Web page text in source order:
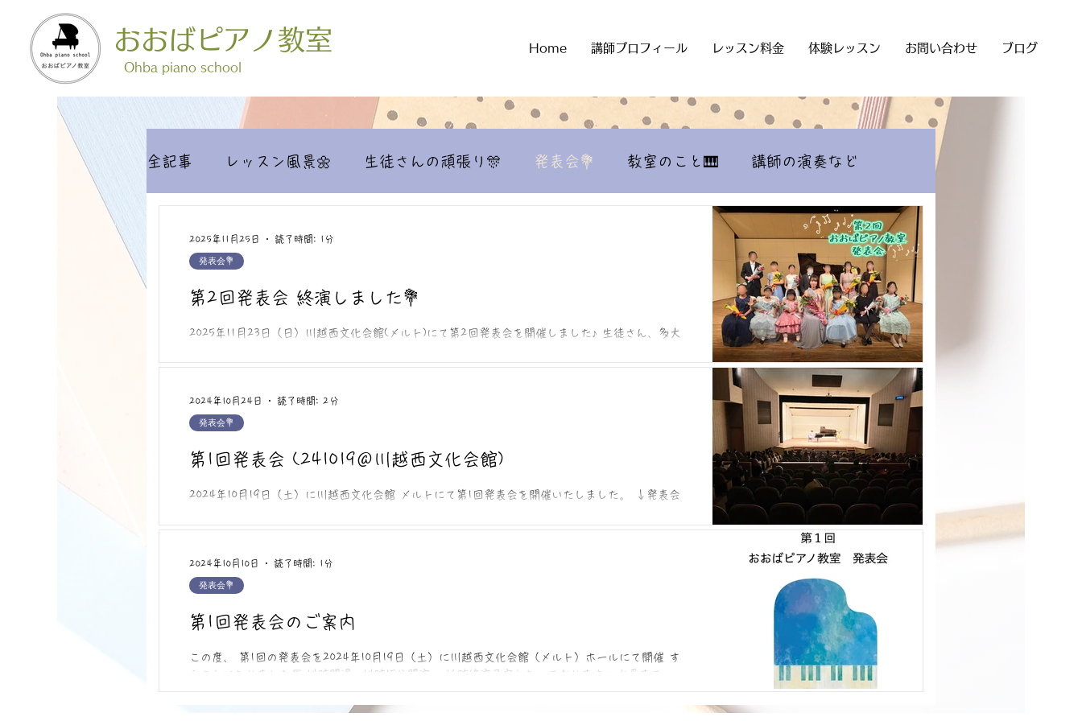
​Ohba piano school
おおばピアノ教室 Home 講師プロフィール レッスン料金 体験レッスン お問い合わせ ブログ
全記事 レッスン風景🌼 生徒さんの頑張り🎊 発表会💐 教室のこと🎹 講師の演奏など
第2回発表会 終演しました💐
2025年11月23日（日）川越西文化会館(メルト)にて第2回発表会を開催しました♪ 生徒さん、多大
り御礼申し上げます。 今年はインフルエンザがここまで大流行するとは思いもしませんでした💦
んもいらっしゃいましたが、みなさん本番に向けて本当によく頑張りました！！ その積み重ねた
努力はなくなりませんし、それぞれ確実に上達されたと思います✨ 今回が初めての発表会となっ
た生徒さんもいらっしゃいましたが、どの生徒さんもステージマナーも本番の演奏も堂々として
いてみなさん立派に弾き切りました！素晴らしかったです♪ ご欠席された生徒さんからは、お家
発表会をしましたと素敵な動画を送っていただき嬉しかったです💐 しばらく本番はないので教本
できた！を重ねていきましょう！ 第3回の発表会は2026年の
発表会💐
2025年11月25日 読了時間: 1分
第1回発表会 (241019＠川越西文化会館)
2024年10月19日（土）に川越西文化会館 メルトにて第1回発表会を開催いたしました。 ↓発表会
してお忙しい中お越しいただいた方々に心より御礼申し上げます。 また、会館のスタッフの
皆さんは自分の演奏を振り返ってみてどのような感想でしょうか？ 広い会場で、大きなピアノ
で、たくさんのお客さんの前で弾く本番は緊張します。上手くいくときもあれば、普段、一度も
間違えないようなところで間違えてしまうこともあります。 しかしながら演奏が終わった後の達
成感は何事にも変えがたく、自信にも繋がるはずです👌 素敵な演奏と、聴いてくださる方々の暖
かい雰囲気が相まって充実した発表会になったと私は感じております。衣装も男性はジャケット
自宅でのレッスンを始めて1年と少しなので、ピアノを始めたばかりの生徒さんも
発表会💐
2024年10月24日 読了時間: 2分
第1回発表会のご案内
この度、 第1回の発表会を2024年10月19日（土）に川越西文化会館（メルト）ホールにて開催 す
ることになりました👏 14時開場、14時15分開演 、16時終演予定となっております⭐️ 本番まであ
と1週間になり、生徒さんは一生懸命頑張っています💪...
発表会💐
2024年10月10日 読了時間: 1分